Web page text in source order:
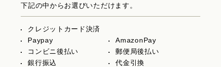
下記の中からお選びいただけます。
クレジットカード決済
Paypay
AmazonPay
コンビニ後払い
郵便局後払い
銀行振込
代金引換